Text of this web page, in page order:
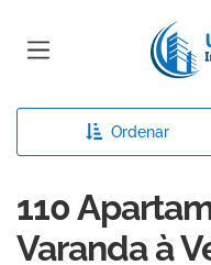
Ordenar
110
Varanda à